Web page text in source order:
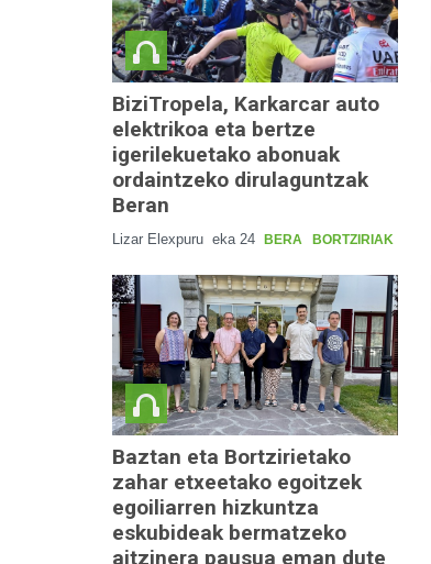
BiziTropela, Karkarcar auto
elektrikoa eta bertze
igerilekuetako abonuak
ordaintzeko dirulaguntzak
Beran
Lizar Elexpuru eka 24 BERA BORTZIRIAK
Baztan eta Bortzirietako
zahar etxeetako egoitzek
egoiliarren hizkuntza
eskubideak bermatzeko
aitzinera pausua eman dute